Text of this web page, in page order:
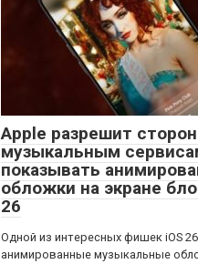
Apple разрешит
музыкальным
показывать
обложки на экране
26
Одной из интересных фишек iOS
анимированные музыкальные